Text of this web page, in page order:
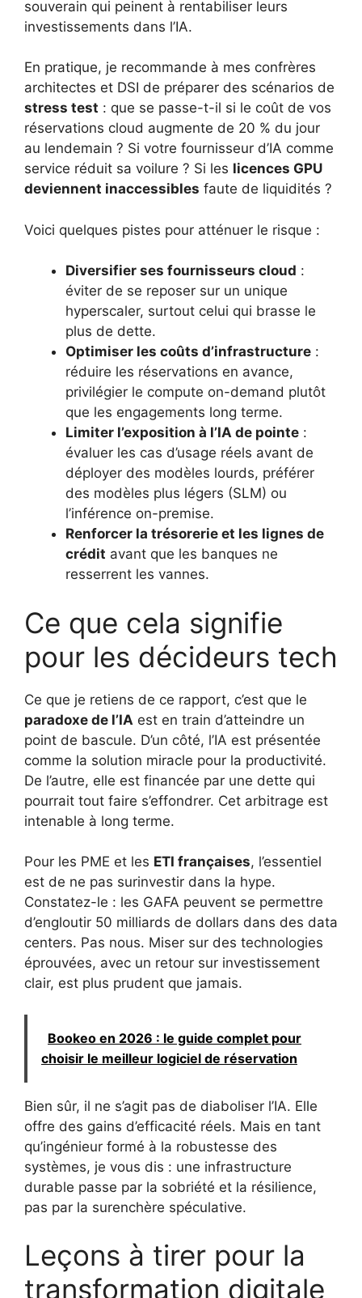
souverain qui peinent à rentabiliser leurs
investissements dans l’IA.
En pratique, je recommande à mes confrères
architectes et DSI de préparer des scénarios de
stress test : que se passe-t-il si le coût de vos
réservations cloud augmente de 20 % du jour
au lendemain ? Si votre fournisseur d’IA comme
service réduit sa voilure ? Si les licences GPU
deviennent inaccessibles faute de liquidités ?
Voici quelques pistes pour atténuer le risque :
Diversifier ses fournisseurs cloud :
éviter de se reposer sur un unique
hyperscaler, surtout celui qui brasse le
plus de dette.
Optimiser les coûts d’infrastructure :
réduire les réservations en avance,
privilégier le compute on-demand plutôt
que les engagements long terme.
Limiter l’exposition à l’IA de pointe :
évaluer les cas d’usage réels avant de
déployer des modèles lourds, préférer
des modèles plus légers (SLM) ou
l’inférence on-premise.
Renforcer la trésorerie et les lignes de
crédit avant que les banques ne
resserrent les vannes.
Ce que cela signifie
pour les décideurs tech
Ce que je retiens de ce rapport, c’est que le
paradoxe de l’IA est en train d’atteindre un
point de bascule. D’un côté, l’IA est présentée
comme la solution miracle pour la productivité.
De l’autre, elle est financée par une dette qui
pourrait tout faire s’effondrer. Cet arbitrage est
intenable à long terme.
Pour les PME et les ETI françaises, l’essentiel
est de ne pas surinvestir dans la hype.
Constatez-le : les GAFA peuvent se permettre
d’engloutir 50 milliards de dollars dans des data
centers. Pas nous. Miser sur des technologies
éprouvées, avec un retour sur investissement
clair, est plus prudent que jamais.
Bookeo en 2026 : le guide complet pour
choisir le meilleur logiciel de réservation
Bien sûr, il ne s’agit pas de diaboliser l’IA. Elle
offre des gains d’efficacité réels. Mais en tant
qu’ingénieur formé à la robustesse des
systèmes, je vous dis : une infrastructure
durable passe par la sobriété et la résilience,
pas par la surenchère spéculative.
Leçons à tirer pour la
transformation digitale